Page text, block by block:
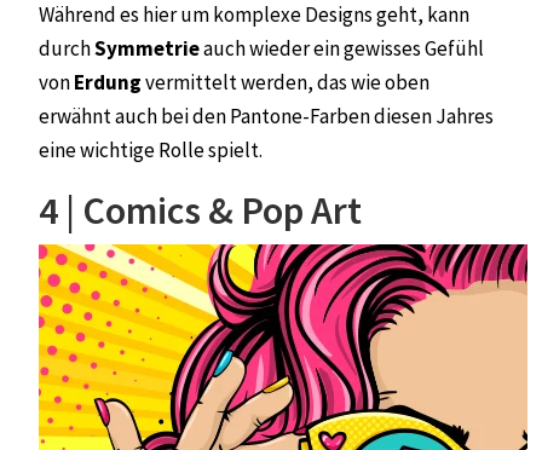
Während es hier um komplexe Designs geht, kann
durchSymmetrieauch wieder ein gewisses Gefühl
vonErdungvermittelt werden, das wie oben
erwähnt auch bei den Pantone-Farben diesen Jahres
eine wichtige Rolle spielt.
4 | Comics & Pop Art